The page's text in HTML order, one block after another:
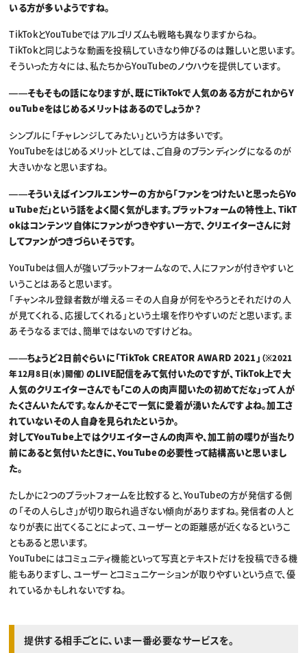
いる方が多いようですね。
TikTokとYouTubeではアルゴリズムも戦略も異なりますからね。
TikTokと同じような動画を投稿していきなり伸びるのは難しいと思います。
そういった方々には、私たちからYouTubeのノウハウを提供しています。
――そもそもの話になりますが、既にTikTokで人気のある方がこれからY
ouTubeをはじめるメリットはあるのでしょうか？
シンプルに「チャレンジしてみたい」という方は多いです。
YouTubeをはじめるメリットとしては、ご自身のブランディングになるのが
大きいかなと思いますね。
――そういえばインフルエンサーの方から「ファンをつけたいと思ったらYo
uTubeだ」という話をよく聞く気がします。プラットフォームの特性上、TikT
okはコンテンツ自体にファンがつきやすい一方で、クリエイターさんに対
してファンがつきづらいそうです。
YouTubeは個人が強いプラットフォームなので、人にファンが付きやすいと
いうことはあると思います。
「チャンネル登録者数が増える＝その人自身が何をやろうとそれだけの人
が見てくれる、応援してくれる」という土壌を作りやすいのだと思います。ま
あそうなるまでは、簡単ではないのですけどね。
――ちょうど2日前ぐらいに「TikTok CREATOR AWARD 2021」 （※2021
年12月8日(水)開催）のLIVE配信をみて気付いたのですが、TikTok上で大
人気のクリエイターさんでも「この人の肉声聞いたの初めてだな」って人が
たくさんいたんです。なんかそこで一気に愛着が湧いたんですよね。加工さ
れていないその人自身を見られたというか。
対してYouTube上ではクリエイターさんの肉声や、加工前の喋りが当たり
前にあると気付いたときに、YouTubeの必要性って結構高いと思いまし
た。
たしかに2つのプラットフォームを比較すると、YouTubeの方が発信する側
の「その人らしさ」が切り取られ過ぎない傾向がありますね。発信者の人と
なりが表に出てくることによって、ユーザーとの距離感が近くなるというこ
ともあると思います。
YouTubeにはコミュニティ機能といって写真とテキストだけを投稿できる機
能もありますし、ユーザーとコミュニケーションが取りやすいという点で、優
れているかもしれないですね。
提供する相手ごとに、いま一番必要なサービスを。